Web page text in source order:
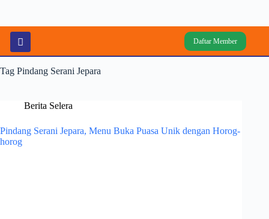
Daftar Member
Tag Pindang Serani Jepara
Berita Selera
Pindang Serani Jepara, Menu Buka Puasa Unik dengan Horog-
horog